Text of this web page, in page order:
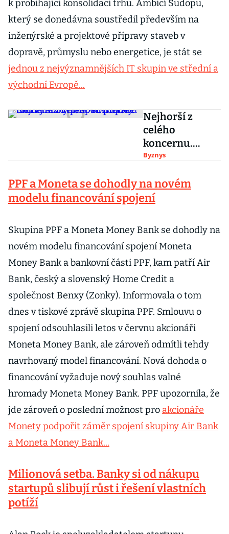
k probíhající konsolidaci trhu. Ambicí Sudopu,
který se donedávna soustředil především na
inženýrské a projektové přípravy staveb v
dopravě, průmyslu nebo energetice, je stát se
jednou z nejvýznamnějších IT skupin ve střední a
východní Evropě...
Nejhorší z
celého
koncernu.
Škoda Auto
Evropské unii
výrazný propad
Byznys
PPF a Moneta se dohodly na novém
modelu financování spojení
Skupina PPF a Moneta Money Bank se dohodly na
novém modelu financování spojení Moneta
Money Bank a bankovní části PPF, kam patří Air
Bank, český a slovenský Home Credit a
společnost Benxy (Zonky). Informovala o tom
dnes v tiskové zprávě skupina PPF. Smlouvu o
spojení odsouhlasili letos v červnu akcionáři
Moneta Money Bank, ale zároveň odmítli tehdy
navrhovaný model financování. Nová dohoda o
financování vyžaduje nový souhlas valné
hromady Moneta Money Bank. PPF upozornila, že
jde zároveň o poslední možnost pro akcionáře
Monety podpořit záměr spojení skupiny Air Bank
a Moneta Money Bank...
Milionová setba. Banky si od nákupu
startupů slibují růst i řešení vlastních
potíží